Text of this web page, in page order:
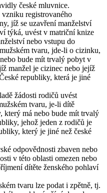
české mluvnice.
registrovaného
jíž se uzavření manželství
týká, uvést v matriční knize
nebo vstupu do
tvaru, jde-li o cizinku,
bude mít trvalý pobyt v
manžel je cizinec nebo jejíž
republiky, která je jiné
žádosti rodičů uvést
tvaru, je-li dítě
který má nebo bude mít trvalý
jehož jeden z rodičů je
který je jiné než české
odpovědnosti zbaven nebo
v této oblasti omezen nebo
dítěte ženského pohlaví
tvaru lze podat i zpětně, tj.